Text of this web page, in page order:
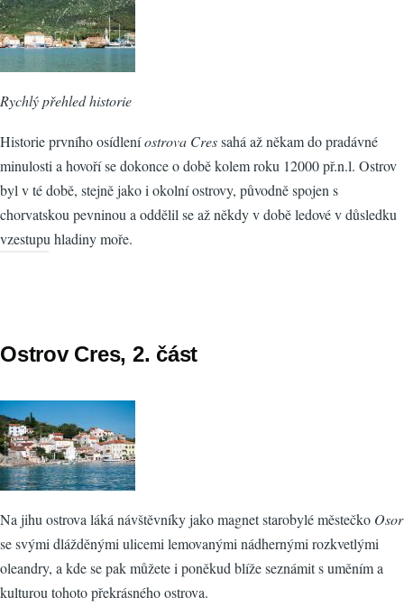
Rychlý přehled historie
Historie prvního osídleníostrova Cressahá až někam do pradávné
minulosti a hovoří se dokonce o době kolem roku 12000 př.n.l. Ostrov
byl v té době, stejně jako i okolní ostrovy, původně spojen s
chorvatskou pevninou a oddělil se až někdy v době ledové v důsledku
vzestupu hladiny moře.
Ostrov Cres, 2. část
Na jihu ostrova láká návštěvníky jako magnet starobylé městečko Osor
se svými dlážděnými ulicemi lemovanými nádhernými rozkvetlými
oleandry, a kde se pak můžete i poněkud blíže seznámit s uměním a
kulturou tohoto překrásného ostrova.